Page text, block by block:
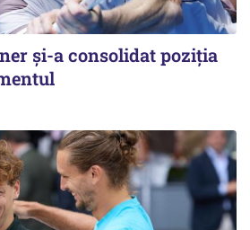
și-a consolidat poziția